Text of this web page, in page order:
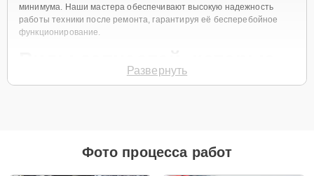
минимума. Наши мастера обеспечивают высокую надежность
работы техники после ремонта, гарантируя её бесперебойное
функционирование.
мы используем
соответствует его бюджету и предпочтениям.
Развернуть
Фото процесса работ